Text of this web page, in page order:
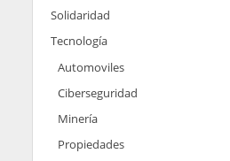
Solidaridad
Tecnología
Automoviles
Ciberseguridad
Minería
Propiedades